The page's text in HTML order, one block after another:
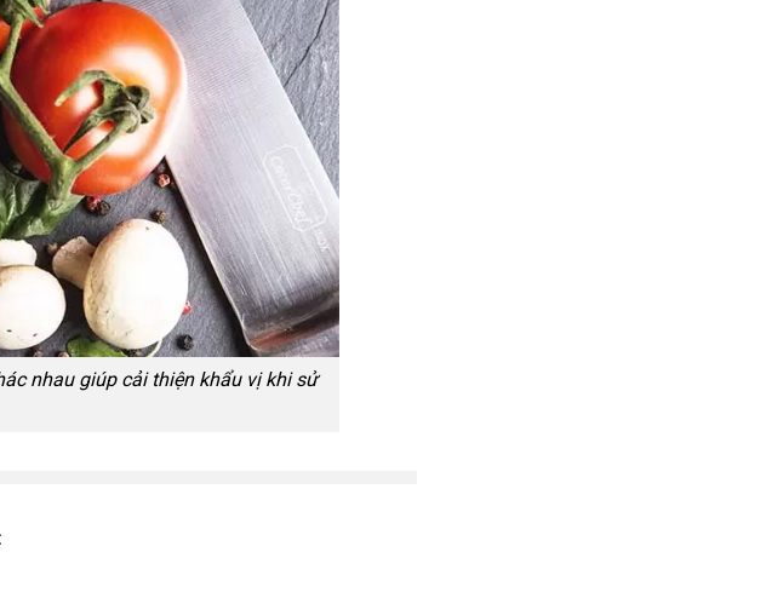
nhau giúp cải thiện khẩu vị khi sử